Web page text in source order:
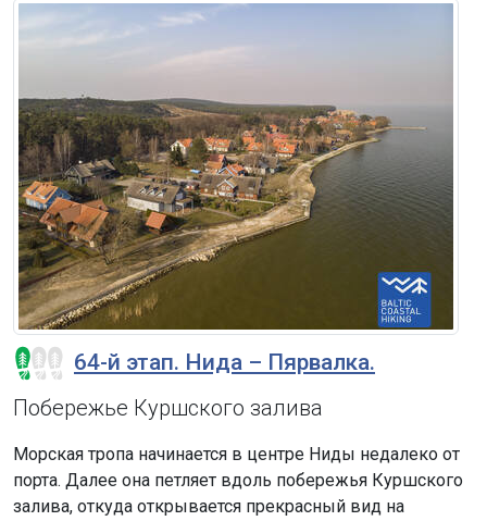
64-й этап. Нида – Пярвалка.
Побережье Куршского залива
Морская тропа начинается в центре Ниды недалеко от
порта. Далее она петляет вдоль побережья Куршского
залива, откуда открывается прекрасный вид на